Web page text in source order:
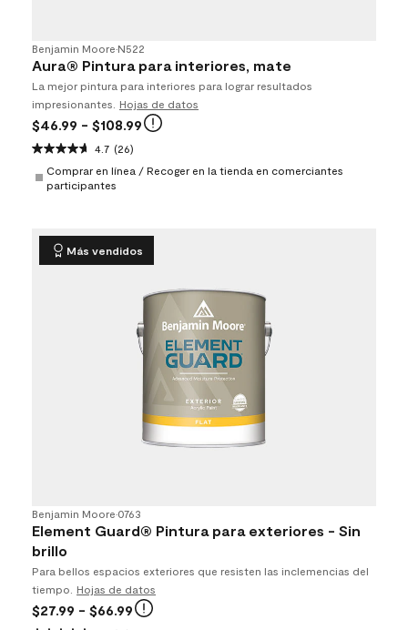
Benjamin Moore•N522
Aura® Pintura para interiores, mate
La mejor pintura para interiores para lograr resultados
impresionantes.
Hojas de datos
$46.99 - $108.99
4.7 (26)
Comprar en línea / Recoger en la tienda en comerciantes
participantes
Más vendidos
Benjamin Moore•0763
Element Guard® Pintura para exteriores - Sin
brillo
Para bellos espacios exteriores que resisten las inclemencias del
tiempo.
Hojas de datos
$27.99 - $66.99